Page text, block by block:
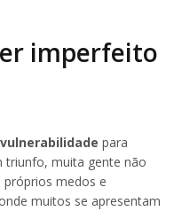
imperfeito
vulnerabilidade para
triunfo, muita gente não
medos e
muitos se apresentam